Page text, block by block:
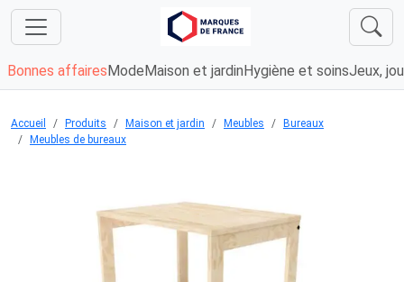
Bonnes affaires Mode Maison et jardin Hygiène et soinsJeux,
Accueil Produits Maison et jardin Meubles
Bureaux
Meubles de bureaux